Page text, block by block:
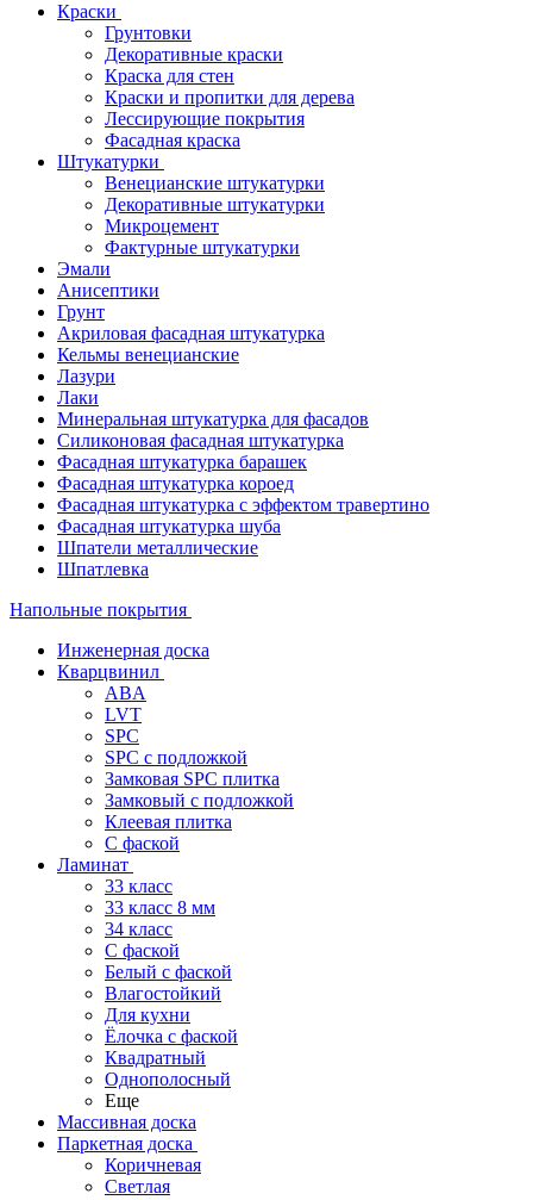
Краски
Грунтовки
Декоративные краски
Краска для стен
Краски и пропитки для дерева
Лессирующие покрытия
Фасадная краска
Штукатурки
Венецианские штукатурки
Декоративные штукатурки
Микроцемент
Фактурные штукатурки
Эмали
Анисептики
Грунт
Акриловая фасадная штукатурка
Кельмы венецианские
Лазури
Лаки
Минеральная штукатурка для фасадов
Силиконовая фасадная штукатурка
Фасадная штукатурка барашек
Фасадная штукатурка короед
Фасадная штукатурка с эффектом травертино
Фасадная штукатурка шуба
Шпатели металлические
Шпатлевка
Напольные покрытия
Инженерная доска
Кварцвинил
ABA
LVT
SPC
SPC с подложкой
Замковая SPC плитка
Замковый с подложкой
Клеевая плитка
С фаской
Ламинат
33 класс
33 класс 8 мм
34 класс
C фаской
Белый с фаской
Влагостойкий
Для кухни
Ёлочка с фаской
Квадратный
Однополосный
Еще
Массивная доска
Паркетная доска
Коричневая
Светлая